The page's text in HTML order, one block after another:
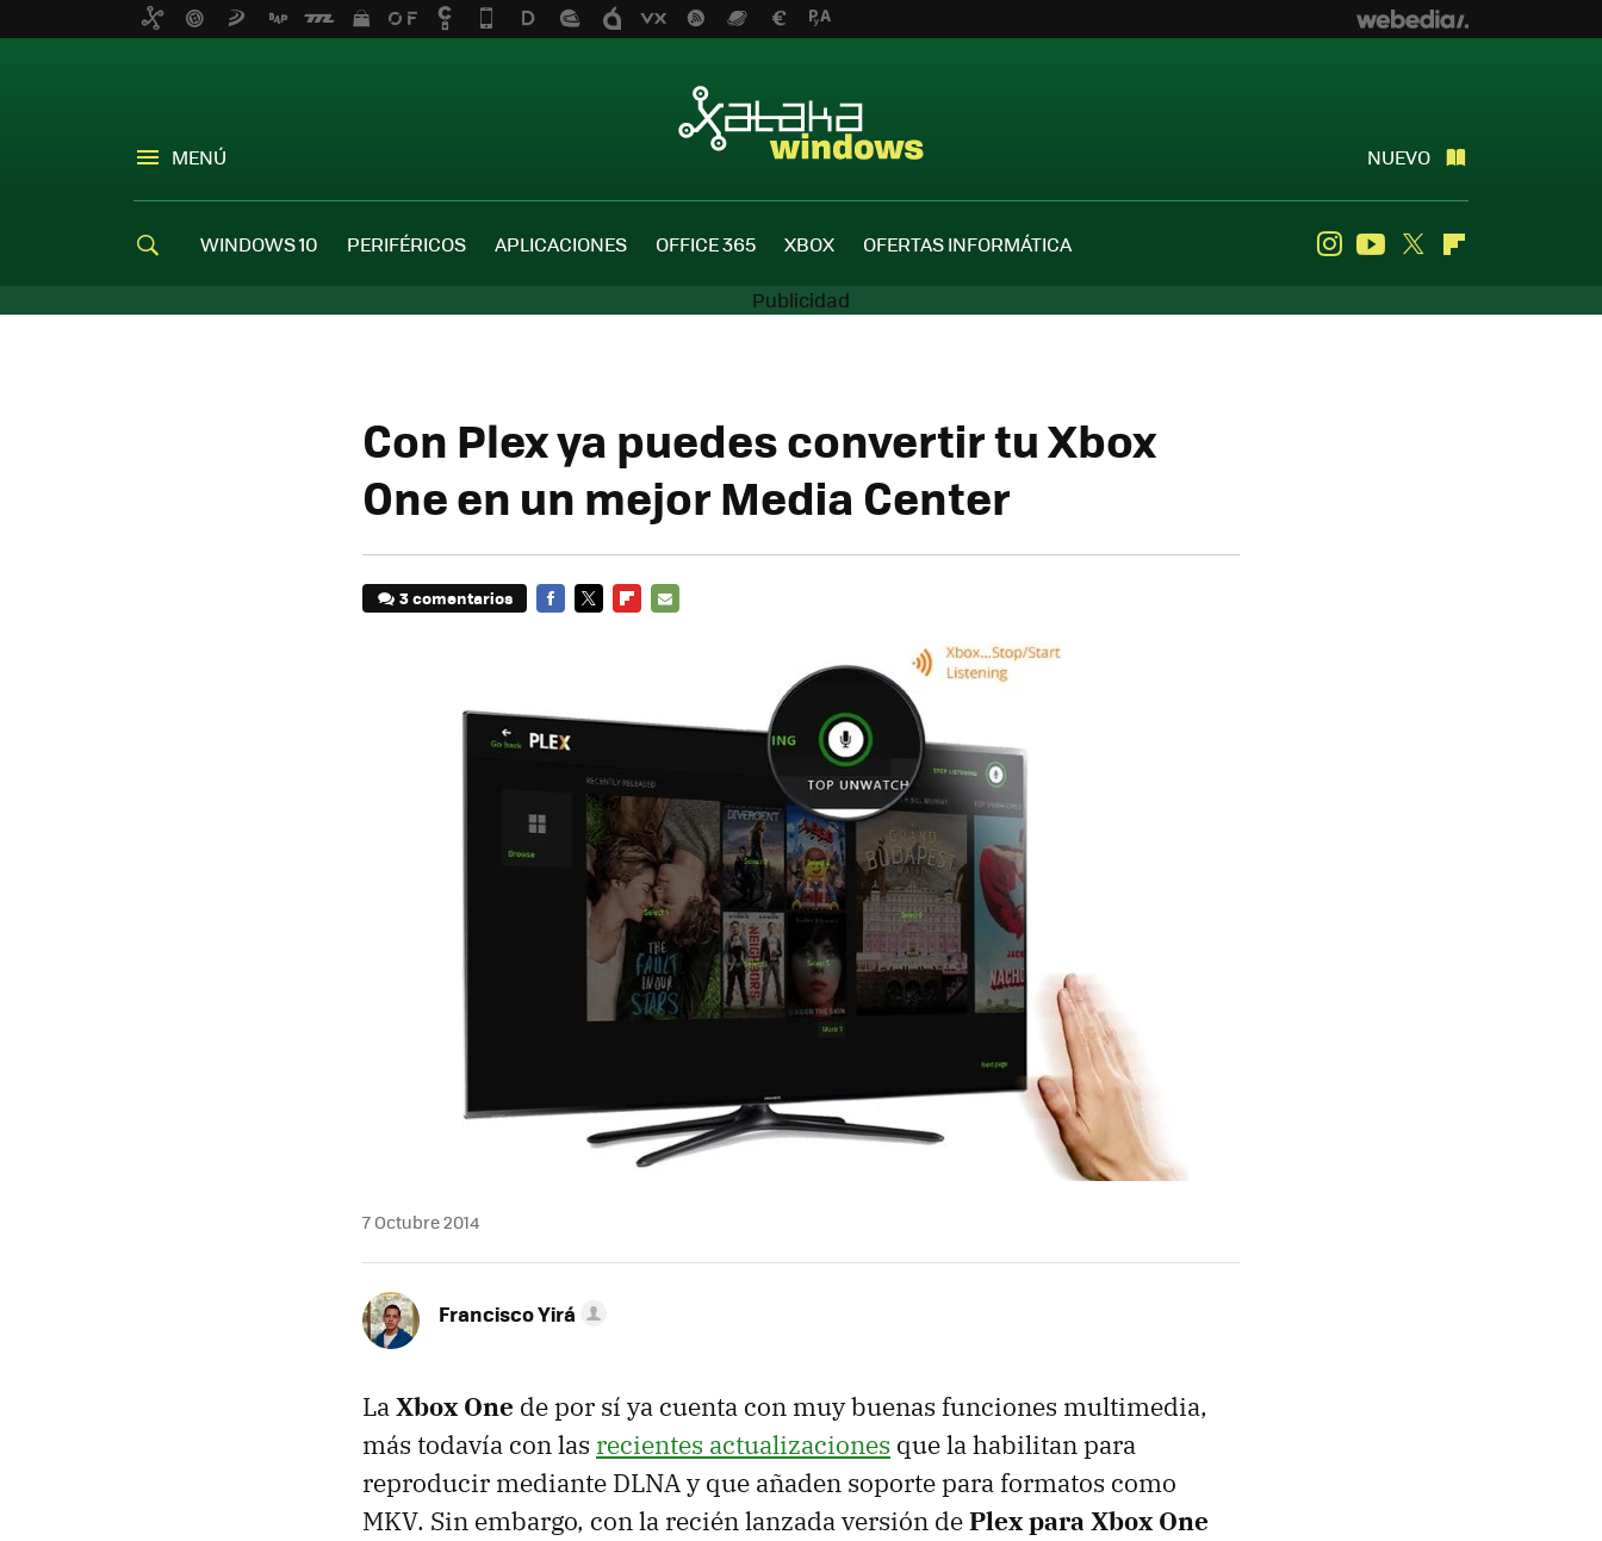
MENÚ NUEVO
WINDOWS 10 PERIFÉRICOS APLICACIONES OFFICE 365 XBOX OFERTAS INFORMÁTICA InstagramYoutube
Twitter
Con Plex ya puedes convertir tu Xbox
One en un mejor Media Center
3 comentarios
7 Octubre 2014
Francisco Yirá
LaXbox One de por sí ya cuenta con muy buenas funciones multimedia,
más todavía con las recientes actualizaciones que la habilitan para
reproducir mediante DLNA y que añaden soporte para formatos como
MKV. Sin embargo, con la recién lanzada versión dePlex para Xbox One